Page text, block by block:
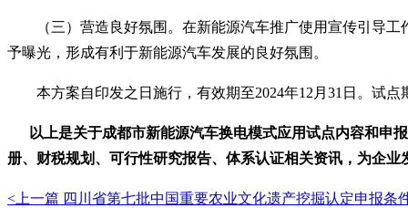
（三）营造良好氛围。在新能源汽车推广使用宣传引导工
予曝光，形成有利于新能源汽车发展的良好氛围。
本方案自印发之日施行，有效期至2024年12月31日。试
以上是关于成都市新能源汽车换电模式应用试点内容和申
册、财税规划、可行性研究报告、体系认证相关资讯，为企业
<上一篇 四川省第七批中国重要农业文化遗产挖掘认定申报条